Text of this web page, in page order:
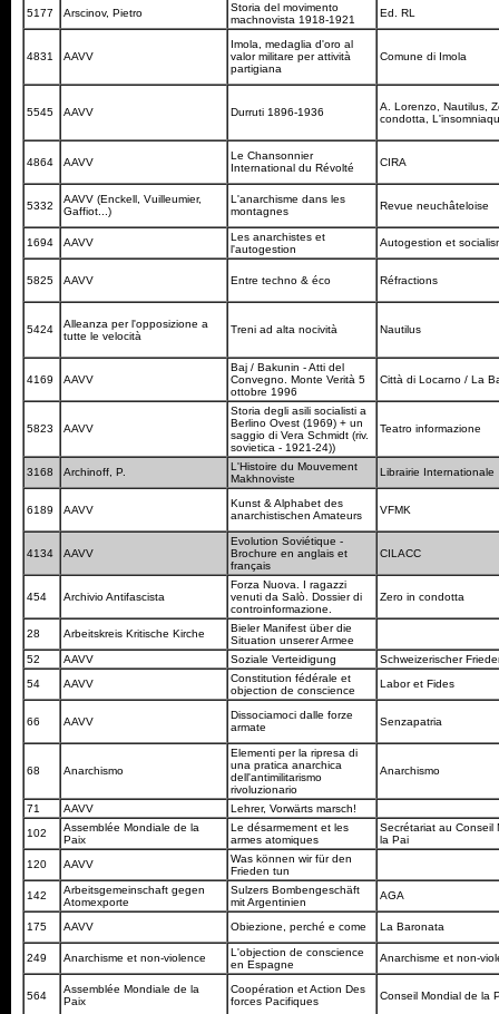
5177 Arscinov, Pietro
Storia del movimento
machnovista 1918-1921
Ed. RL
4831 AAVV
Imola, medaglia d'oro al
valor militare per attività
partigiana
Comune di Imola
5545 AAVV Durruti 1896-1936
A. Lorenzo, Nautilus,
condotta,
4864 AAVV
Le Chansonnier
International du Révolté
CIRA
5332
AAVV (Enckell, Vuilleumier,
Gaffiot...)
L'anarchisme dans les
montagnes
Revue neuchâteloise
1694 AAVV
Les anarchistes et
l'autogestion
Autogestion et
5825 AAVV Entre techno & éco Réfractions
5424
Alleanza per l'opposizione a
tutte le velocità
Treni ad alta nocività Nautilus
4169 AAVV
Baj / Bakunin - Atti del
Convegno. Monte Verità 5
ottobre 1996
Città di Locarno / La
5823 AAVV
Storia degli asili socialisti a
Berlino Ovest (1969) + un
saggio di Vera Schmidt (riv.
sovietica - 1921-24))
Teatro informazione
3168 Archinoff, P.
L'Histoire du Mouvement
Makhnoviste
Librairie Internationale
6189 AAVV
Kunst & Alphabet des
anarchistischen Amateurs
VFMK
4134 AAVV
Evolution Soviétique -
Brochure en anglais et
français
CILACC
454 Archivio Antifascista
Forza Nuova. I ragazzi
venuti da Salò. Dossier di
controinformazione.
Zero in condotta
28 Arbeitskreis Kritische Kirche
Bieler Manifest über die
Situation unserer Armee
52
AAVV Soziale Verteidigung
Schweizerischer
54
AAVV
Constitution fédérale et
objection de conscience
Labor et Fides
66 AAVV
Dissociamoci dalle forze
armate
Senzapatria
68 Anarchismo
Elementi per la ripresa di
una pratica anarchica
dell'antimilitarismo
rivoluzionario
Anarchismo
71 AAVV
Lehrer, Vorwärts marsch!
102
Assemblée Mondiale de la
Paix
Le désarmement et les
armes atomiques
Secrétariat au Conseil
la Pai
120
AAVV
Was können wir für den
Frieden tun
142
Arbeitsgemeinschaft gegen
Atomexporte
Sulzers Bombengeschäft
mit Argentinien
AGA
175 AAVV Obiezione, perché e come La Baronata
249 Anarchisme et non-violence
L'objection de conscience
en Espagne
Anarchisme et non-
564
Assemblée Mondiale de la
Paix
Coopération et Action Des
forces Pacifiques
Conseil Mondial de la